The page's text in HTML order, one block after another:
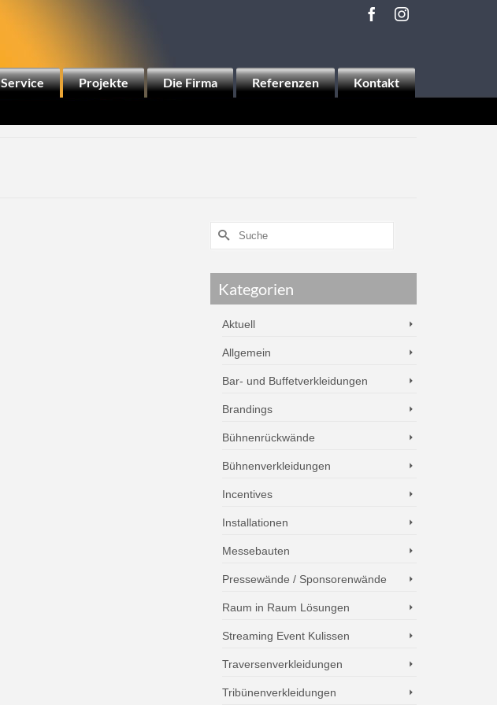
Service Projekte Die Firma Referenzen Kontakt
Kategorien
Aktuell
Allgemein
Bar- und Buffetverkleidungen
Brandings
Bühnenrückwände
Bühnenverkleidungen
Incentives
Installationen
Messebauten
Pressewände / Sponsorenwände
Raum in Raum Lösungen
Streaming Event Kulissen
Traversenverkleidungen
Tribünenverkleidungen